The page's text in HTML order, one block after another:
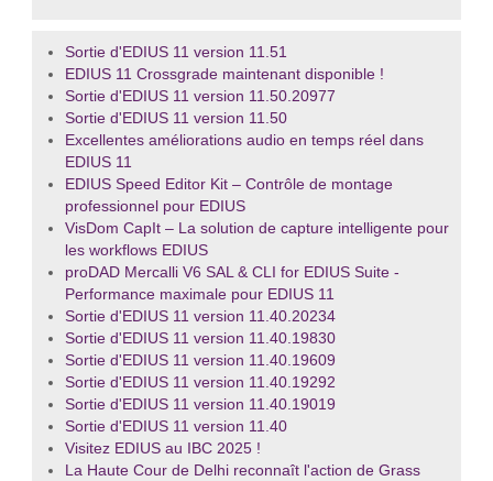
Sortie d'EDIUS 11 version 11.51
EDIUS 11 Crossgrade maintenant disponible !
Sortie d'EDIUS 11 version 11.50.20977
Sortie d'EDIUS 11 version 11.50
Excellentes améliorations audio en temps réel dans
EDIUS 11
EDIUS Speed Editor Kit – Contrôle de montage
professionnel pour EDIUS
VisDom CapIt – La solution de capture intelligente pour
les workflows EDIUS
proDAD Mercalli V6 SAL & CLI for EDIUS Suite -
Performance maximale pour EDIUS 11
Sortie d'EDIUS 11 version 11.40.20234
Sortie d'EDIUS 11 version 11.40.19830
Sortie d'EDIUS 11 version 11.40.19609
Sortie d'EDIUS 11 version 11.40.19292
Sortie d'EDIUS 11 version 11.40.19019
Sortie d'EDIUS 11 version 11.40
Visitez EDIUS au IBC 2025 !
La Haute Cour de Delhi reconnaît l'action de Grass